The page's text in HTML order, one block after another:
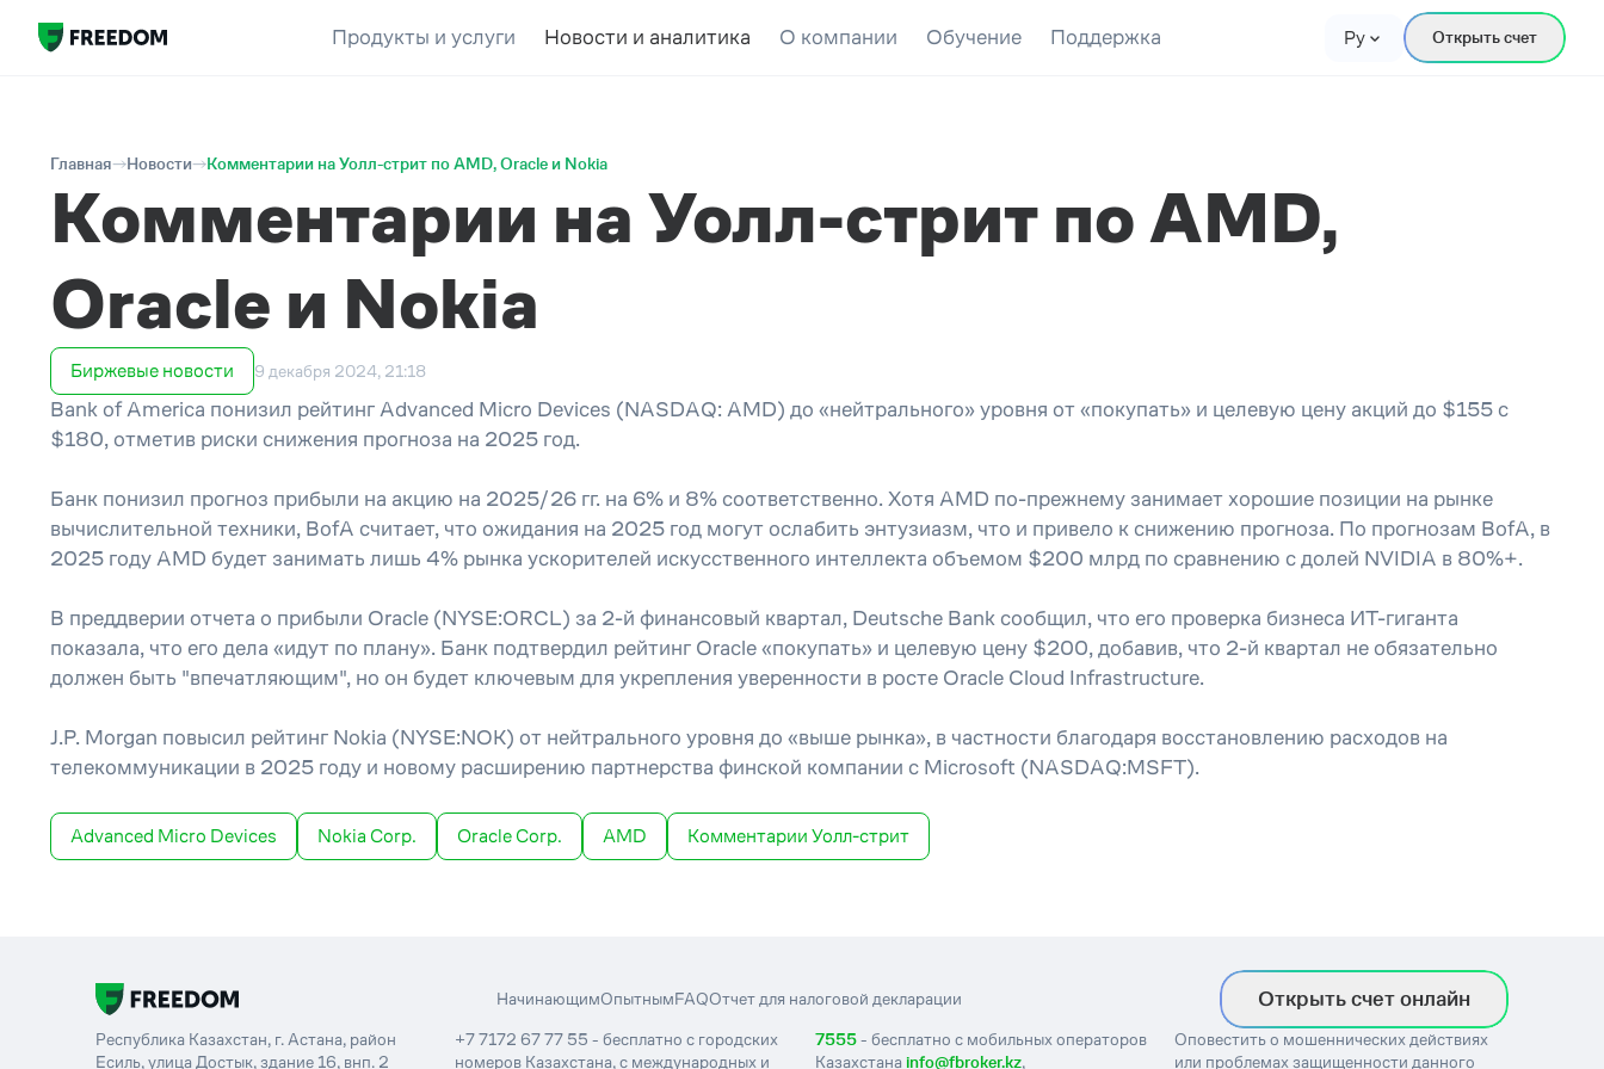
Продукты и услуги Новости и аналитика О компании Обучение Поддержка Ру Открыть счет
Главная Новости Комментарии на Уолл-стрит по AMD, Oracle и Nokia
Комментарии на Уолл-стрит по AMD,
Oracle и Nokia
Биржевые новости 9 декабря 2024, 21:18
Bank of America понизил рейтинг Advanced Micro Devices (NASDAQ: AMD) до «нейтрального» уровня от «покупать» и целевую цену акций до $155 с
$180, отметив риски снижения прогноза на 2025 год.
Банк понизил прогноз прибыли на акцию на 2025/26 гг. на 6% и 8% соответственно. Хотя AMD по-прежнему занимает хорошие позиции на рынке
вычислительной техники, BofA считает, что ожидания на 2025 год могут ослабить энтузиазм, что и привело к снижению прогноза. По прогнозам BofA, в
2025 году AMD будет занимать лишь 4% рынка ускорителей искусственного интеллекта объемом $200 млрд по сравнению с долей NVIDIA в 80%+.
В преддверии отчета о прибыли Oracle (NYSE:ORCL) за 2-й финансовый квартал, Deutsche Bank сообщил, что его проверка бизнеса ИТ-гиганта
показала, что его дела «идут по плану». Банк подтвердил рейтинг Oracle «покупать» и целевую цену $200, добавив, что 2-й квартал не обязательно
должен быть "впечатляющим", но он будет ключевым для укрепления уверенности в росте Oracle Cloud Infrastructure.
J.P. Morgan повысил рейтинг Nokia (NYSE:NOK) от нейтрального уровня до «выше рынка», в частности благодаря восстановлению расходов на
телекоммуникации в 2025 году и новому расширению партнерства финской компании с Microsoft (NASDAQ:MSFT).
Advanced Micro Devices Nokia Corp. Oracle Corp. AMD Комментарии Уолл-стрит
НачинающимОпытнымFAQОтчет для налоговой декларации Открыть счет онлайн
Республика Казахстан, г. Астана, район
Есиль, улица Достык, здание 16, внп. 2
+7 7172 67 77 55 - бесплатно с городских
номеров Казахстана, с международных и
7555- бесплатно с мобильных операторов
Казахстанаinfo@fbroker.kz,
Оповестить о мошеннических действиях
или проблемах защищенности данного